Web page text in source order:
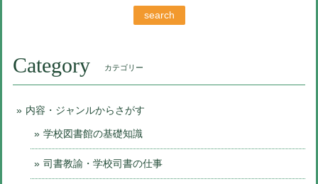
search
Category カテゴリー
内容・ジャンルからさがす
学校図書館の基礎知識
司書教諭・学校司書の仕事